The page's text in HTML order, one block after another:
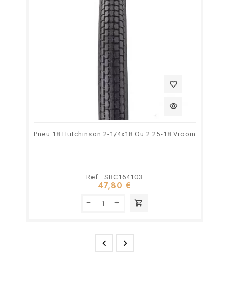
favorite_border
visibility
Pneu 18 Hutchinson 2-1/4x18 Ou 2.25-18 Vroom
Ref : SBC164103
47,80 €
shopping_cart
 